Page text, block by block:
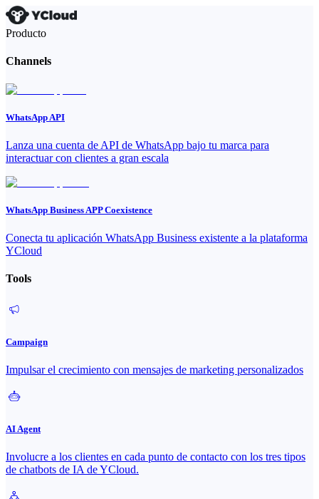
Producto
Channels
WhatsApp API
Lanza una cuenta de API de WhatsApp bajo tu marca para
interactuar con clientes a gran escala
WhatsApp Business APP Coexistence
Conecta tu aplicación WhatsApp Business existente a la plataforma
YCloud
Tools
Campaign
Impulsar el crecimiento con mensajes de marketing personalizados
AI Agent
Involucre a los clientes en cada punto de contacto con los tres tipos
de chatbots de IA de YCloud.